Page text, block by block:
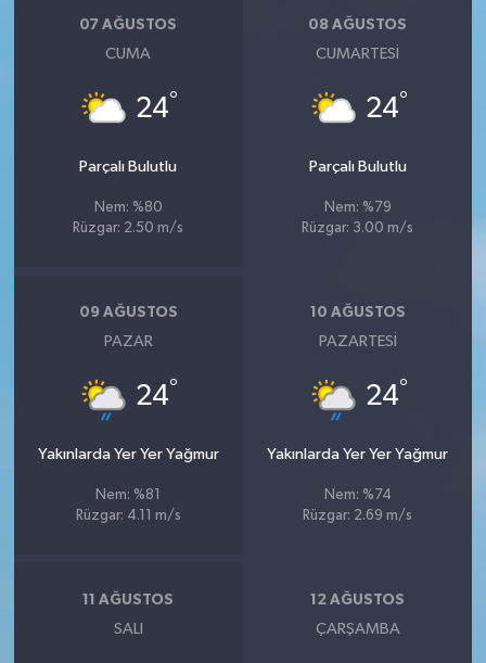
07 AĞUSTOS
CUMA
24°
Parçalı Bulutlu
Nem: %80
Rüzgar: 2.50 m/s
08 AĞUSTOS
CUMARTESI
24°
Parçalı Bulutlu
Nem: %79
Rüzgar: 3.00 m/s
09 AĞUSTOS
PAZAR
24°
Yakınlarda Yer Yer Yağmur
Nem: %81
Rüzgar: 4.11 m/s
10 AĞUSTOS
PAZARTESI
24°
Yakınlarda Yer Yer Yağmur
Nem: %74
Rüzgar: 2.69 m/s
11 AĞUSTOS
SALI
12 AĞUSTOS
ÇARŞAMBA